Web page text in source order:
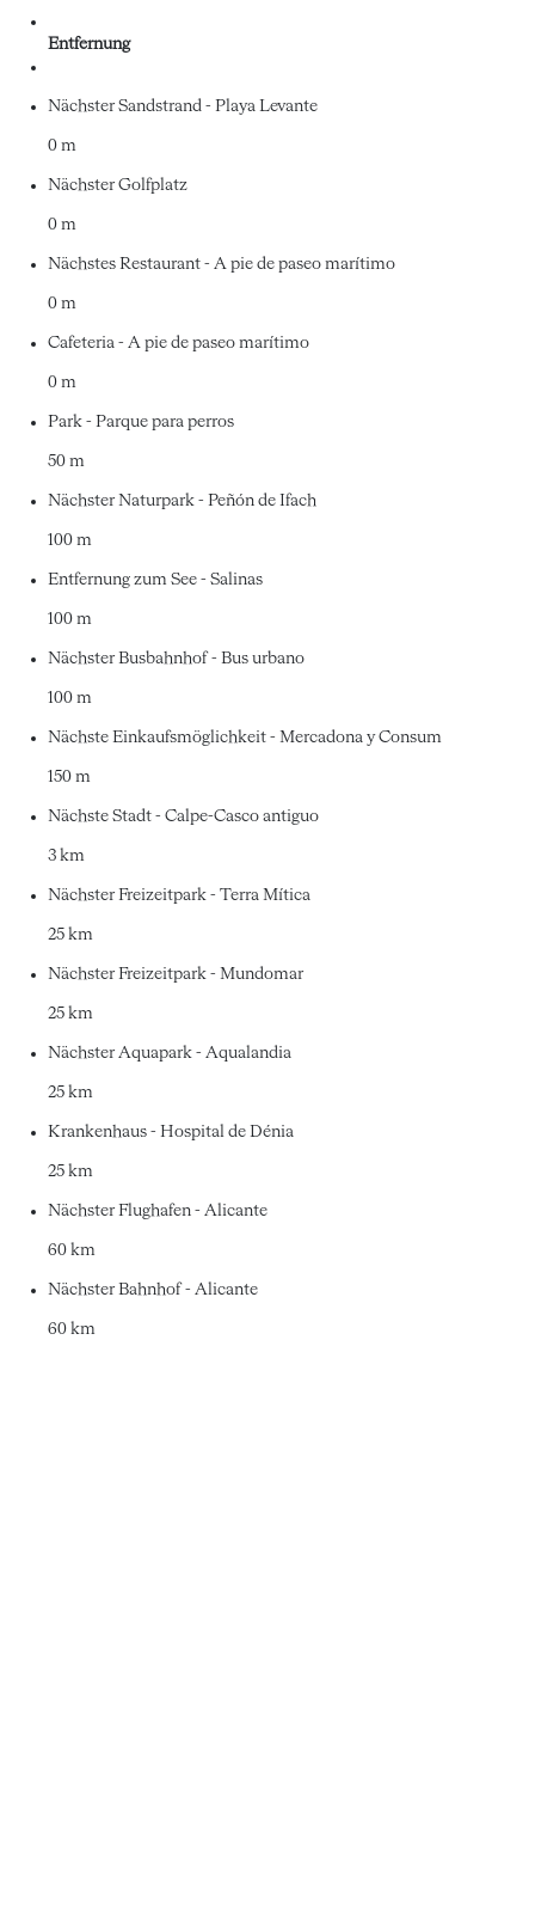
Entfernung
Nächster Sandstrand - Playa Levante
0 m
Nächster Golfplatz
0 m
Nächstes Restaurant - A pie de paseo marítimo
0 m
Cafeteria - A pie de paseo marítimo
0 m
Park - Parque para perros
50 m
Nächster Naturpark - Peñón de Ifach
100 m
Entfernung zum See - Salinas
100 m
Nächster Busbahnhof - Bus urbano
100 m
Nächste Einkaufsmöglichkeit - Mercadona y Consum
150 m
Nächste Stadt - Calpe-Casco antiguo
3 km
Nächster Freizeitpark - Terra Mítica
25 km
Nächster Freizeitpark - Mundomar
25 km
Nächster Aquapark - Aqualandia
25 km
Krankenhaus - Hospital de Dénia
25 km
Nächster Flughafen - Alicante
60 km
Nächster Bahnhof - Alicante
60 km